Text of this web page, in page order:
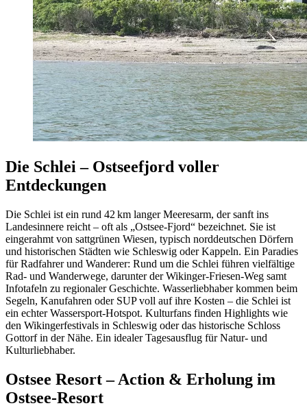
Die Schlei – Ostseefjord voller
Entdeckungen
Die Schlei ist ein rund 42 km langer Meeresarm, der sanft ins
Landesinnere reicht – oft als „Ostsee‑Fjord“ bezeichnet. Sie ist
eingerahmt von sattgrünen Wiesen, typisch norddeutschen Dörfern
und historischen Städten wie Schleswig oder Kappeln. Ein Paradies
für Radfahrer und Wanderer: Rund um die Schlei führen vielfältige
Rad- und Wanderwege, darunter der Wikinger-Friesen-Weg samt
Infotafeln zu regionaler Geschichte. Wasserliebhaber kommen beim
Segeln, Kanufahren oder SUP voll auf ihre Kosten – die Schlei ist
ein echter Wassersport-Hotspot. Kulturfans finden Highlights wie
den Wikingerfestivals in Schleswig oder das historische Schloss
Gottorf in der Nähe. Ein idealer Tagesausflug für Natur- und
Kulturliebhaber.
Ostsee Resort – Action & Erholung im
Ostsee-Resort